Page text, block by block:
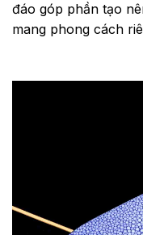
đáo góp phần tạo
mang phong cách